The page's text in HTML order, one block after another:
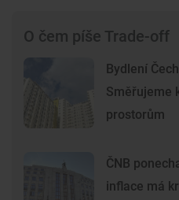
O čem píše Trade-off
Bydlení
Směřujeme
prostorům
ČNB
inflace má